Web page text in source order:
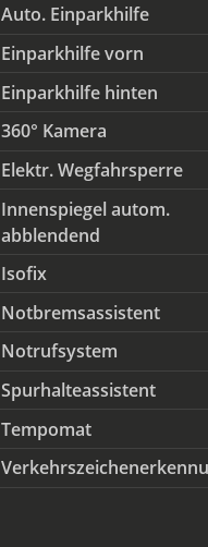
Auto. Einparkhilfe
Einparkhilfe vorn
Einparkhilfe hinten
360° Kamera
Elektr. Wegfahrsperre
Innenspiegel autom.
abblendend
Isofix
Notbremsassistent
Notrufsystem
Spurhalteassistent
Tempomat